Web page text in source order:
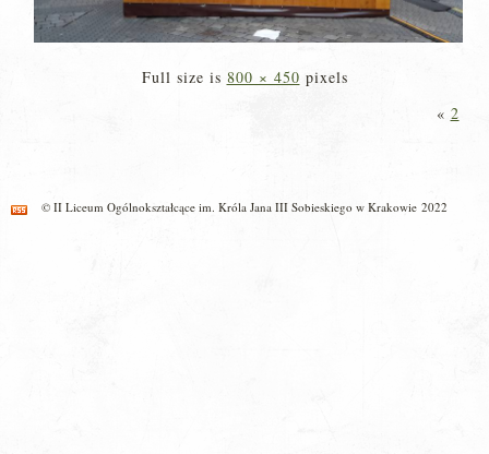
Full size is 800 × 450 pixels
« 2
© II Liceum Ogólnokształcące im. Króla Jana III Sobieskiego w Krakowie 2022